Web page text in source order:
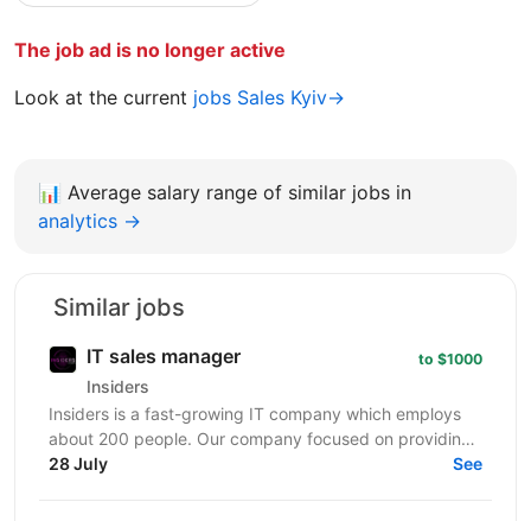
The job ad is no longer active
Look at the current jobs Sales Kyiv→
📊 Average salary range of similar jobs in
analytics →
Similar jobs
IT sales manager
Insiders
to $1000
Insiders is a fast-growing IT company which employs
about 200 people. Our company focused on providing
innovative digital services and cutting-edge...
28 July See